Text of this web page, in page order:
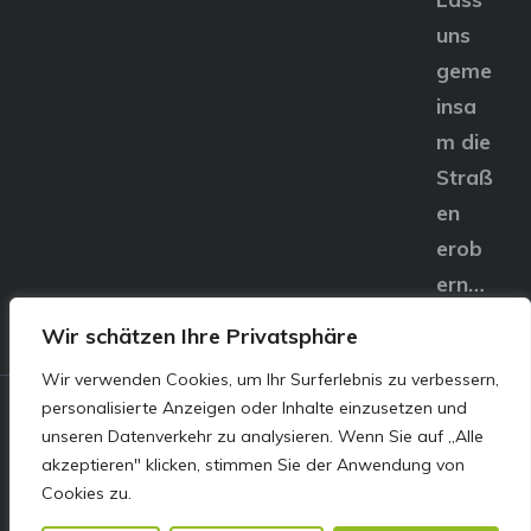
Wir schätzen Ihre Privatsphäre
Wir verwenden Cookies, um Ihr Surferlebnis zu verbessern,
personalisierte Anzeigen oder Inhalte einzusetzen und
unseren Datenverkehr zu analysieren. Wenn Sie auf „Alle
akzeptieren" klicken, stimmen Sie der Anwendung von
Cookies zu.
uns
geme
insa
m die
Straß
en
erob
ern…
© E&S Motors GmbH,
Linzer Straße 83 4240
Freistadt